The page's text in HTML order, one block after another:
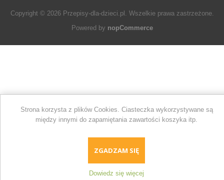
Copyright © 2026 Przepisy-dla-dzieci.pl. Wszelkie prawa zastrzeżone.
Powered by nopCommerce
Strona korzysta z plików Cookies. Ciasteczka wykorzystywane są
między innymi do zapamiętania zawartości koszyka itp.
ZGADZAM SIĘ
Dowiedz się więcej